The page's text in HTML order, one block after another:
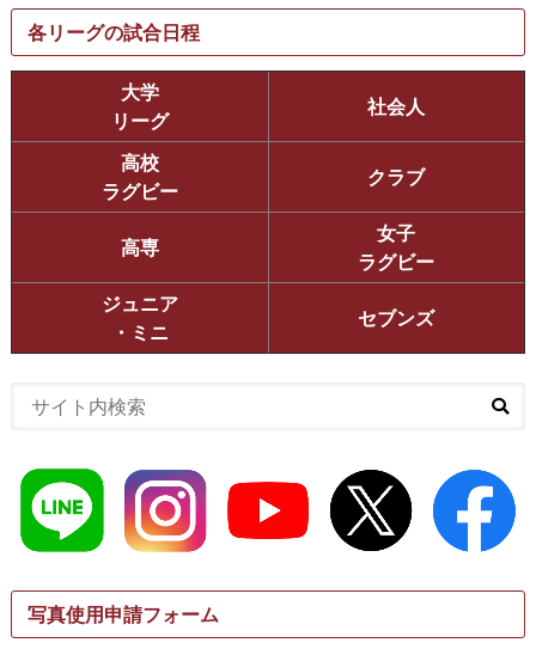
各リーグの試合日程
大学
リーグ
社会人
高校
ラグビー
クラブ
高専
女子
ラグビー
ジュニア
・ミニ
セブンズ
写真使用申請フォーム